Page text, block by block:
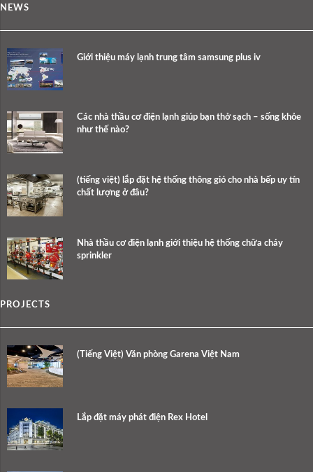
NEWS
Giới thiệu máy lạnh trung tâm samsung plus iv
Các nhà thầu cơ điện lạnh giúp bạn thở sạch – sống khỏe
như thế nào?
(tiếng việt) lắp đặt hệ thống thông gió cho nhà bếp uy tín
chất lượng ở đâu?
Nhà thầu cơ điện lạnh giới thiệu hệ thống chữa cháy
sprinkler
PROJECTS
(Tiếng Việt) Văn phòng Garena Việt Nam
Lắp đặt máy phát điện Rex Hotel